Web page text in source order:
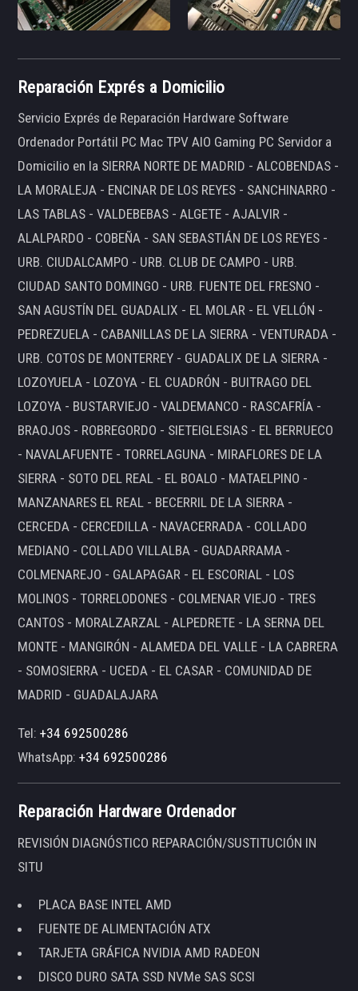
Reparación Exprés a Domicilio
Servicio Exprés de Reparación Hardware Software
Ordenador Portátil PC Mac TPV AIO Gaming PC Servidor a
Domicilio en la SIERRA NORTE DE MADRID - ALCOBENDAS -
LA MORALEJA - ENCINAR DE LOS REYES - SANCHINARRO -
LAS TABLAS - VALDEBEBAS - ALGETE - AJALVIR -
ALALPARDO - COBEÑA - SAN SEBASTIÁN DE LOS REYES -
URB. CIUDALCAMPO - URB. CLUB DE CAMPO - URB.
CIUDAD SANTO DOMINGO - URB. FUENTE DEL FRESNO -
SAN AGUSTÍN DEL GUADALIX - EL MOLAR - EL VELLÓN -
PEDREZUELA - CABANILLAS DE LA SIERRA - VENTURADA -
URB. COTOS DE MONTERREY - GUADALIX DE LA SIERRA -
LOZOYUELA - LOZOYA - EL CUADRÓN - BUITRAGO DEL
LOZOYA - BUSTARVIEJO - VALDEMANCO - RASCAFRÍA -
BRAOJOS - ROBREGORDO - SIETEIGLESIAS - EL BERRUECO
- NAVALAFUENTE - TORRELAGUNA - MIRAFLORES DE LA
SIERRA - SOTO DEL REAL - EL BOALO - MATAELPINO -
MANZANARES EL REAL - BECERRIL DE LA SIERRA -
CERCEDA - CERCEDILLA - NAVACERRADA - COLLADO
MEDIANO - COLLADO VILLALBA - GUADARRAMA -
COLMENAREJO - GALAPAGAR - EL ESCORIAL - LOS
MOLINOS - TORRELODONES - COLMENAR VIEJO - TRES
CANTOS - MORALZARZAL - ALPEDRETE - LA SERNA DEL
MONTE - MANGIRÓN - ALAMEDA DEL VALLE - LA CABRERA
- SOMOSIERRA - UCEDA - EL CASAR - COMUNIDAD DE
MADRID - GUADALAJARA
Tel:+34 692500286
WhatsApp:+34 692500286
Reparación Hardware Ordenador
REVISIÓN DIAGNÓSTICO REPARACIÓN/SUSTITUCIÓN IN
SITU
PLACA BASE INTEL AMD
FUENTE DE ALIMENTACIÓN ATX
TARJETA GRÁFICA NVIDIA AMD RADEON
DISCO DURO SATA SSD NVMe SAS SCSI